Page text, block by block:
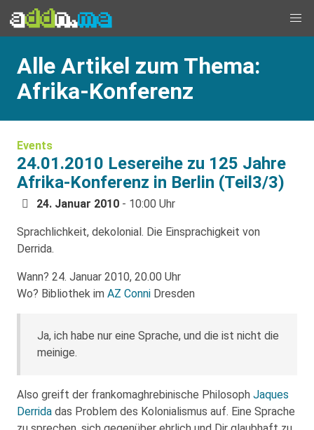
Alle Artikel zum Thema:
Afrika-Konferenz
Events
24.01.2010 Lesereihe zu 125 Jahre
Afrika-Konferenz in Berlin (Teil3/3)
24. Januar 2010 - 10:00 Uhr
Sprachlichkeit, dekolonial. Die Einsprachigkeit von
Derrida.
Wann? 24. Januar 2010, 20.00 Uhr
Wo? Bibliothek im AZ Conni Dresden
Ja, ich habe nur eine Sprache, und die ist nicht die
meinige.
Also greift der frankomaghrebinische Philosoph Jaques
Derrida das Problem des Kolonialismus auf. Eine Sprache